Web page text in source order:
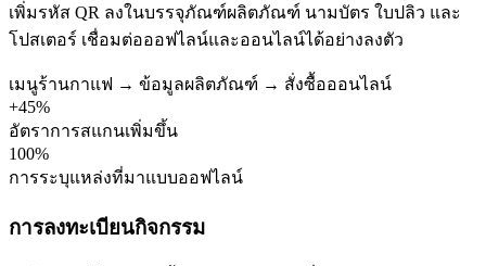
เพิ่มรหัส QR ลงในบรรจุภัณฑ์ผลิตภัณฑ์ นามบัตร ใบปลิว และ
โปสเตอร์ เชื่อมต่อออฟไลน์และออนไลน์ได้อย่างลงตัว
เมนูร้านกาแฟ → ข้อมูลผลิตภัณฑ์ → สั่งซื้อออนไลน์
+45%
อัตราการสแกนเพิ่มขึ้น
100%
การระบุแหล่งที่มาแบบออฟไลน์
การลงทะเบียนกิจกรรม